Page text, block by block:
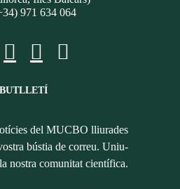
971 634 064
BUTLLETÍ
del MUCBO lliurades
bústia de correu. Uniu-
nostra comunitat científica.